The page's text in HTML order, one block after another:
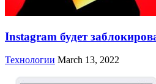
Instagram будет
Технологии March 13, 2022